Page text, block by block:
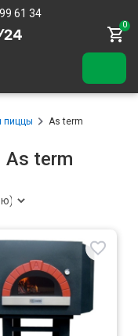
61 34
0
пиццы As term
term